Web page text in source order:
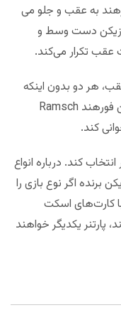
به عقب و جلو می
بازیکن دست وسط و
عقب تکرار می‌کند.
هر دو بدون اینکه
پیشنهادی بدهند بگذرند، امکان دارد بازیکن فورهند Ramsch
کند.
کند. درباره انواع
برنده اگر نوع بازی را
کارت‌های اسکت
پارتنر یکدیگر خواهند